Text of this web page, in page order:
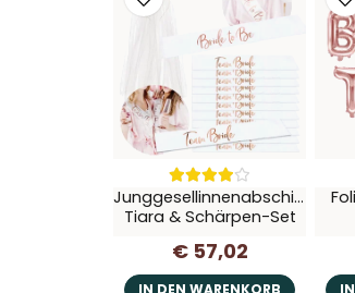
Junggesellinnenabschied,
Tiara & Schärpen-Set
€ 57,02
IN DEN WARENKORB